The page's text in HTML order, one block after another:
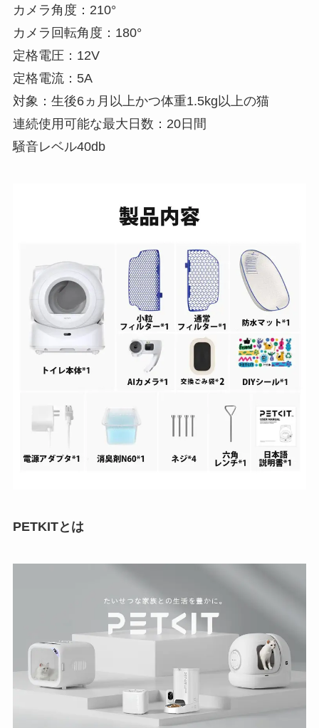
カメラ角度：210°
カメラ回転角度：180°
定格電圧：12V
定格電流：5A
対象：生後6ヵ月以上かつ体重1.5kg以上の猫
連続使用可能な最大日数：20日間
騒音レベル40db
PETKITとは